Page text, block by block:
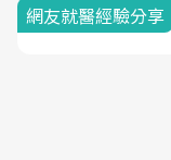
網友就醫經驗分享